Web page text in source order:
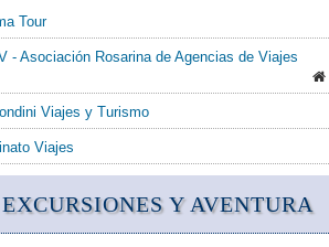
Tour
- Asociación Rosarina de Agencias de Viajes
Viajes y Turismo
Viajes
EXCURSIONES Y AVENTURA